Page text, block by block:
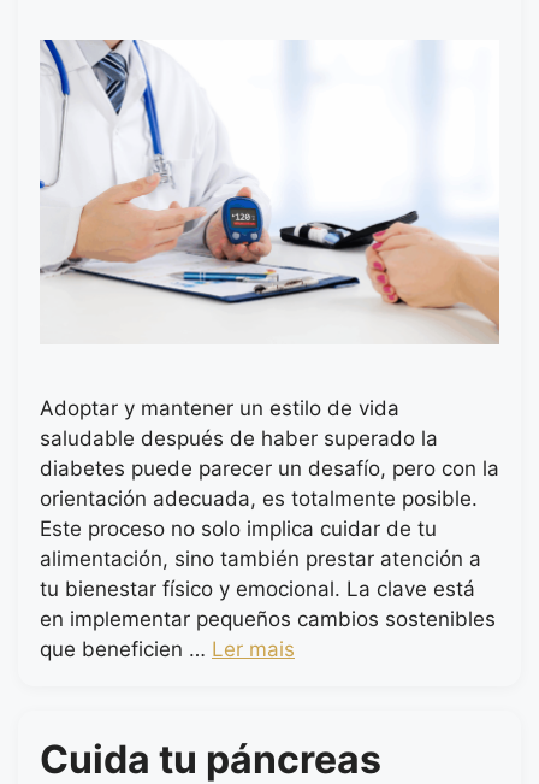
Adoptar y mantener un estilo de vida
saludable después de haber superado la
diabetes puede parecer un desafío, pero con la
orientación adecuada, es totalmente posible.
Este proceso no solo implica cuidar de tu
alimentación, sino también prestar atención a
tu bienestar físico y emocional. La clave está
en implementar pequeños cambios sostenibles
que beneficien … Ler mais
Cuida tu páncreas